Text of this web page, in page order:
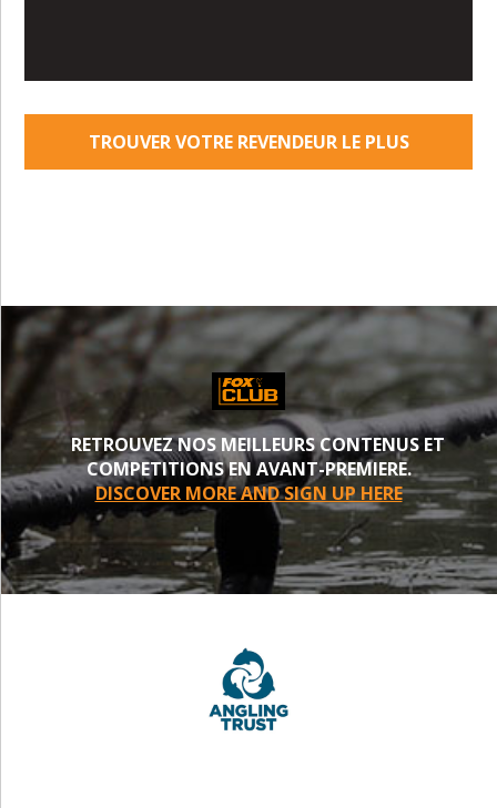
TROUVER VOTRE REVENDEUR LE PLUS
RETROUVEZ NOS MEILLEURS CONTENUS ET
COMPETITIONS EN AVANT-PREMIERE.
DISCOVER MORE AND SIGN UP HERE